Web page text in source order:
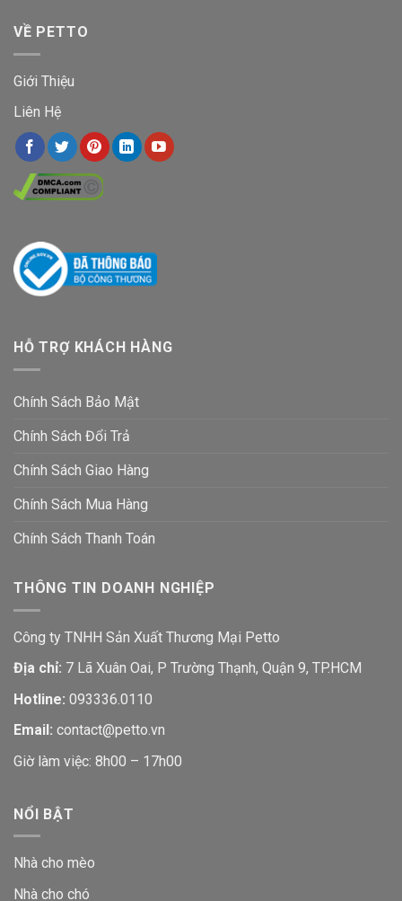
VỀ PETTO
Giới Thiệu
Liên Hệ
HỖ TRỢ KHÁCH HÀNG
Chính Sách Bảo Mật
Chính Sách Đổi Trả
Chính Sách Giao Hàng
Chính Sách Mua Hàng
Chính Sách Thanh Toán
THÔNG TIN DOANH NGHIỆP
Công ty TNHH Sản Xuất Thương Mại Petto
Địa chỉ: 7 Lã Xuân Oai, P Trường Thạnh, Quận 9, TP.HCM
Hotline: 093336.0110
Email: contact@petto.vn
Giờ làm việc: 8h00 – 17h00
NỔI BẬT
Nhà cho mèo
Nhà cho chó